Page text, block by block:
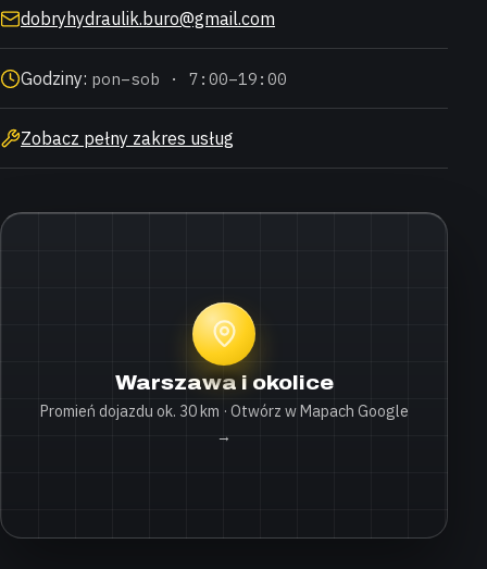
dobryhydraulik.buro@gmail.com
Godziny: pon–sob · 7:00–19:00
Zobacz pełny zakres usług
Warszawa i okolice
Promień dojazdu ok. 30 km · Otwórz w Mapach Google
→